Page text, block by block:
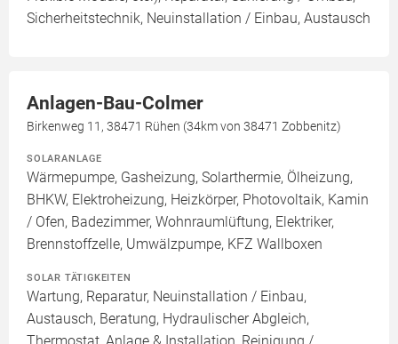
Sicherheitstechnik, Neuinstallation / Einbau, Austausch
Anlagen-Bau-Colmer
Birkenweg 11, 38471 Rühen (34km von 38471 Zobbenitz)
SOLARANLAGE
Wärmepumpe, Gasheizung, Solarthermie, Ölheizung,
BHKW, Elektroheizung, Heizkörper, Photovoltaik, Kamin
/ Ofen, Badezimmer, Wohnraumlüftung, Elektriker,
Brennstoffzelle, Umwälzpumpe, KFZ Wallboxen
SOLAR TÄTIGKEITEN
Wartung, Reparatur, Neuinstallation / Einbau,
Austausch, Beratung, Hydraulischer Abgleich,